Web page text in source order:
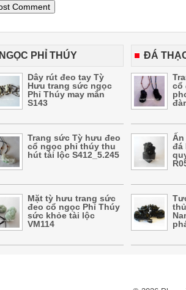
NGỌC PHỈ THÚY
Dây rút đeo tay Tỳ
Hưu trang sức ngọc
Phỉ Thúy may mắn
S143
Trang sức Tỳ hưu đeo
cổ ngọc phỉ thúy thu
hút tài lộc S412_5.245
Mặt tỳ hưu trang sức
đeo cổ ngọc Phỉ Thúy
sức khỏe tài lộc
VM114
ĐÁ
cổ
đá